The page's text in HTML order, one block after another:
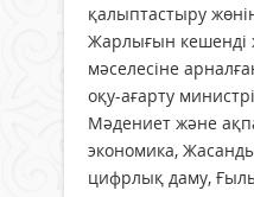
қалыптастыру
Жарлығын кешенді
мәселесіне
оқу-ағарту
Мәдениет және
экономика,
цифрлық даму,